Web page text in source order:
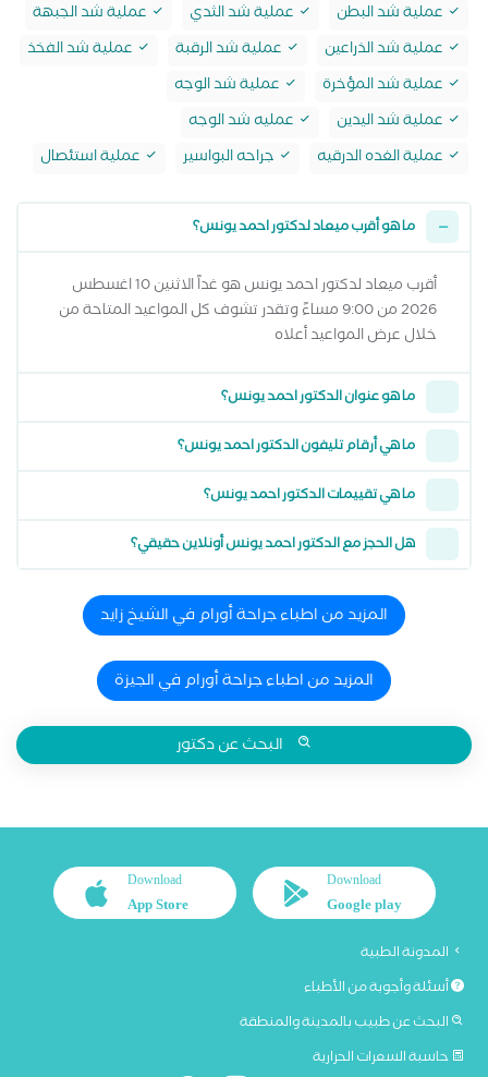
عملية شد البطن
عملية شد الثدي
عملية شد الجبهة
عملية شد الذراعين
عملية شد الرقبة
عملية شد الفخذ
عملية شد المؤخرة
عملية شد الوجه
عملية شد اليدين
عمليه شد الوجه
عملية الغده الدرقيه
جراحه البواسير عملية استئصال
ما هو أقرب ميعاد لدكتور احمد يونس؟
أقرب ميعاد لدكتور احمد يونس هو غداً الاثنين 10 اغسطس
2026 من 9:00 مساءً وتقدر تشوف كل المواعيد المتاحة من
خلال عرض المواعيد أعلاه
ما هو عنوان الدكتور احمد يونس؟
ما هي أرقام تليفون الدكتور احمد يونس؟
ما هي تقييمات الدكتور احمد يونس؟
هل الحجز مع الدكتور احمد يونس أونلاين حقيقي؟
المزيد من اطباء جراحة أورام في الشيخ زايد
المزيد من اطباء جراحة أورام في الجيزة
البحث عن دكتور
Download
Google play
Download
App Store
المدونة الطبية
أسئلة وأجوبة من الأطباء
البحث عن طبيب بالمدينة والمنطقة
حاسبة السعرات الحرارية